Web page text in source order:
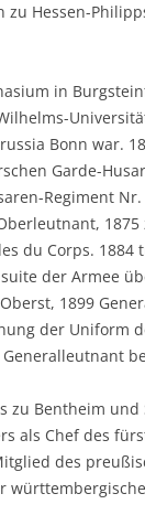
zu Hessen-
in
Bonn war.
Garde-
Regiment
du Corps. 1884
der Armee
1899
der Uniform
Generalleutnant
zu Bentheim
als Chef des
des